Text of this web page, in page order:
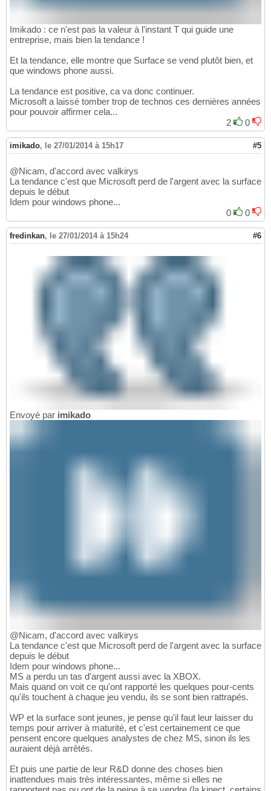
Imikado : ce n'est pas la valeur à l'instant T qui guide une
entreprise, mais bien la tendance !
Et la tendance, elle montre que Surface se vend plutôt bien, et
que windows phone aussi.
La tendance est positive, ca va donc continuer.
Microsoft a laissé tomber trop de technos ces dernières années
pour pouvoir affirmer cela...
2
0
imikado, le 27/01/2014 à 15h17 #5
@Nicam, d'accord avec valkirys
La tendance c'est que Microsoft perd de l'argent avec la surface
depuis le début
Idem pour windows phone...
0
0
fredinkan, le 27/01/2014 à 15h24 #6
Envoyé par imikado
@Nicam, d'accord avec valkirys
La tendance c'est que Microsoft perd de l'argent avec la surface
depuis le début
Idem pour windows phone...
MS a perdu un tas d'argent aussi avec la XBOX.
Mais quand on voit ce qu'ont rapporté les quelques pour-cents
qu'ils touchent à chaque jeu vendu, ils se sont bien rattrapés.
WP et la surface sont jeunes, je pense qu'il faut leur laisser du
temps pour arriver à maturité, et c'est certainement ce que
pensent encore quelques analystes de chez MS, sinon ils les
auraient déjà arrêtés.
Et puis une partie de leur R&D donne des choses bien
inattendues mais très intéressantes, même si elles ne